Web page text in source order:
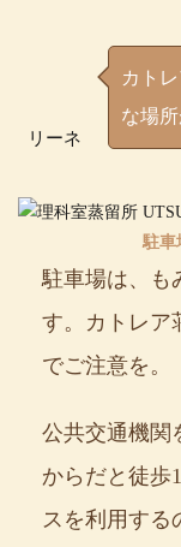
リーネ
カト
な場
駐車
駐車場は、も
す。カトレア
でご注意を。
公共交通機関
からだと徒歩
スを利用する